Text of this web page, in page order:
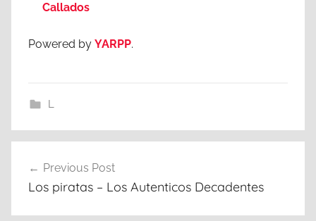
Callados
Powered by YARPP.
L
navigation
Previous Post
Los piratas – Los Autenticos Decadentes